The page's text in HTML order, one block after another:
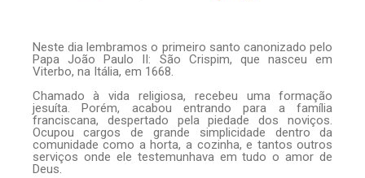
Neste dia lembramos o primeiro santo canonizado pelo
Papa João Paulo II: São Crispim, que nasceu em
Viterbo, na Itália, em 1668.
Chamado à vida religiosa, recebeu uma formação
jesuíta. Porém, acabou entrando para a família
franciscana, despertado pela piedade dos noviços.
Ocupou cargos de grande simplicidade dentro da
comunidade como a horta, a cozinha, e tantos outros
serviços onde ele testemunhava em tudo o amor de
Deus.